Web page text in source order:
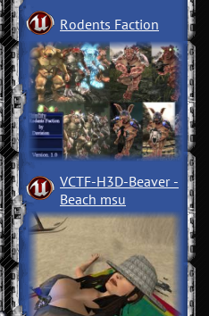
Rodents Faction
VCTF-H3D-Beaver ­
Beach msu